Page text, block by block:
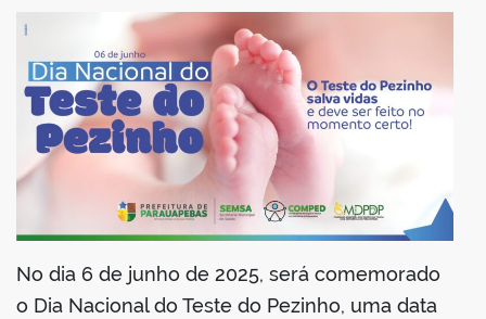
No dia 6 de junho de 2025, será comemorado
o Dia Nacional do Teste do Pezinho, uma data